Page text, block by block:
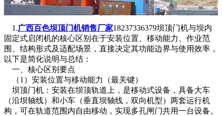
1.广西百色坝顶门机销售厂家18237336379坝顶门机与坝内
固定式启闭机的核心区别在于安装位置、移动能力、作业范
围、结构形式及适配场景，直接决定其功能边界与使用效率，
以下是简化说明与总结：
一、核心区别要点
（1）安装位置与移动能力（最关键）
坝顶门机：安装在坝顶轨道上，是移动式设备，具备大车
（沿坝轴线）和小车（垂直坝轴线，双向机型）两套运行机
构，可在轨道范围内自由移动，实现多孔闸门共用一台设备。